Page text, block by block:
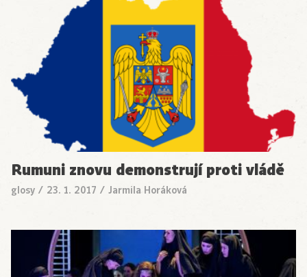
Rumuni znovu demonstrují proti vládě
glosy / 23. 1. 2017 / Jarmila Horáková